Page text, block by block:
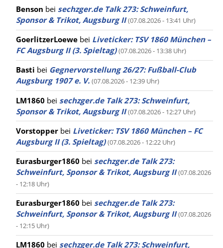
Benson bei sechzger.de Talk 273: Schweinfurt,
Sponsor & Trikot, Augsburg II (07.08.2026 - 13:41 Uhr)
GoerlitzerLoewe bei Liveticker: TSV 1860 München –
FC Augsburg II (3. Spieltag) (07.08.2026 - 13:38 Uhr)
Basti bei Gegnervorstellung 26/27: Fußball-Club
Augsburg 1907 e. V. (07.08.2026 - 12:39 Uhr)
LM1860 bei sechzger.de Talk 273: Schweinfurt,
Sponsor & Trikot, Augsburg II (07.08.2026 - 12:27 Uhr)
Vorstopper bei Liveticker: TSV 1860 München – FC
Augsburg II (3. Spieltag) (07.08.2026 - 12:22 Uhr)
Eurasburger1860 bei sechzger.de Talk 273:
Schweinfurt, Sponsor & Trikot, Augsburg II (07.08.2026
- 12:18 Uhr)
Eurasburger1860 bei sechzger.de Talk 273:
Schweinfurt, Sponsor & Trikot, Augsburg II (07.08.2026
- 12:15 Uhr)
LM1860 bei sechzger.de Talk 273: Schweinfurt,